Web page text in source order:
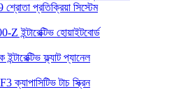
প্রতিক্রিয়া সিস্টেম
ইন্টারেক্টিভ হোয়াইটবোর্ড
ফ্ল্যাট প্যানেল
ক্যাপাসিটিভ টাচ স্ক্রিন